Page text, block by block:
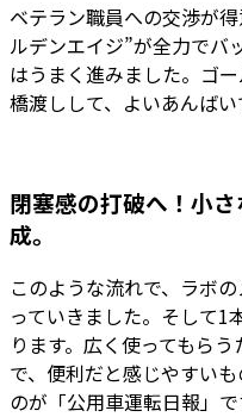
ベテラン職員への交渉が
ルデンエイジ”が全力でバ
はうまく進みました。ゴ
橋渡しして、よいあんばい
閉塞感の打破へ！小
成。
このような流れで、ラボ
っていきました。そして1
ります。広く使ってもら
で、便利だと感じやすい
のが 「公用車運転日報」 で